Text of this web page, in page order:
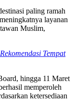
paling ramah
layanan
Muslim,
Tempat
hingga 11 Maret
memperoleh
ketersediaan